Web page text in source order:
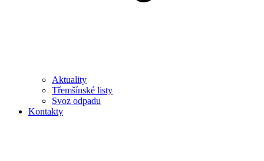
Aktuality
Třemšínské listy
Svoz odpadu
Kontakty